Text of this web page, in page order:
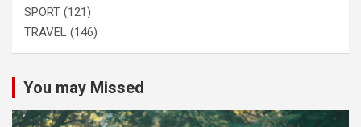
SPORT (121)
TRAVEL (146)
You may Missed